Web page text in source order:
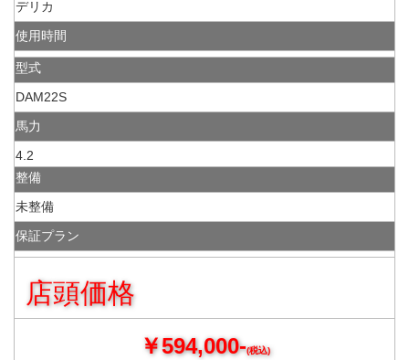
デリカ
使用時間
型式
DAM22S
馬力
4.2
整備
未整備
保証プラン
店頭価格
￥594,000-(税込)